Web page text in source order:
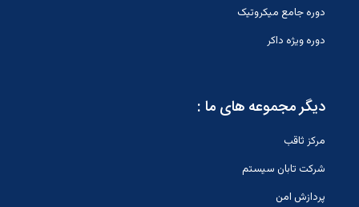
دوره جامع میکروتیک
دوره ویژه داکر
دیگر مجموعه های ما :
مرکز ثاقب
شرکت تابان سیستم
پردازش امن